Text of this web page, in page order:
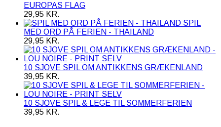
EUROPAS FLAG
29,95 KR.
SPIL
MED ORD PÅ FERIEN - THAILAND
29,95 KR.
10 SJOVE SPIL OM ANTIKKENS GRÆKENLAND
39,95 KR.
10 SJOVE SPIL & LEGE TIL SOMMERFERIEN
39,95 KR.